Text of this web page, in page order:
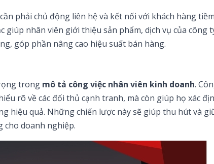
phải chủ động liên hệ và kết nối với khách hàng
giúp nhân viên giới thiệu sản phẩm, dịch vụ của công
góp phần nâng cao hiệu suất bán hàng.
trong mô tả công việc nhân viên kinh doanh.
rõ về các đối thủ cạnh tranh, mà còn giúp họ xác
hiệu quả. Những chiến lược này sẽ giúp thu hút và
cho doanh nghiệp.